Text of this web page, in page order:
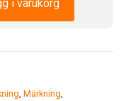
i varukorg
, Märkning,